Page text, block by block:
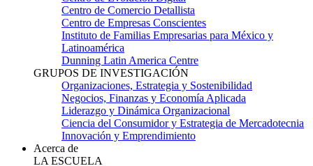
Centro de Comercio Detallista
Centro de Empresas Conscientes
Instituto de Familias Empresarias para México y
Latinoamérica
Dunning Latin America Centre
GRUPOS DE INVESTIGACIÓN
Organizaciones, Estrategia y Sostenibilidad
Negocios, Finanzas y Economía Aplicada
Liderazgo y Dinámica Organizacional
Ciencia del Consumidor y Estrategia de Mercadotecnia
Innovación y Emprendimiento
Acerca de
LA ESCUELA